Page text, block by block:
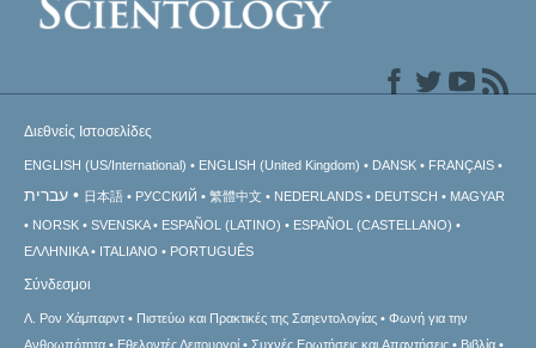
Διεθνείς Ιστοσελίδες
ENGLISH (US/International) ENGLISH (United Kingdom) DANSK FRANÇAIS
עברית 日本語 РУССКИЙ 繁體中文 NEDERLANDS DEUTSCH
MAGYAR
NORSK
SVENSKA ESPAÑOL (LATINO)
ESPAÑOL (CASTELLANO)
ΕΛΛΗΝΙΚA
ITALIANO PORTUGUÊS
Σύνδεσμοι
Λ. Ρον Χάμπαρντ Πιστεύω και Πρακτικές της Σαηεντολογίας
Φωνή για την
Ανθρωπότητα
Εθελοντές Λειτουργοί Συχνές Ερωτήσεις και Απαντήσεις Βιβλία